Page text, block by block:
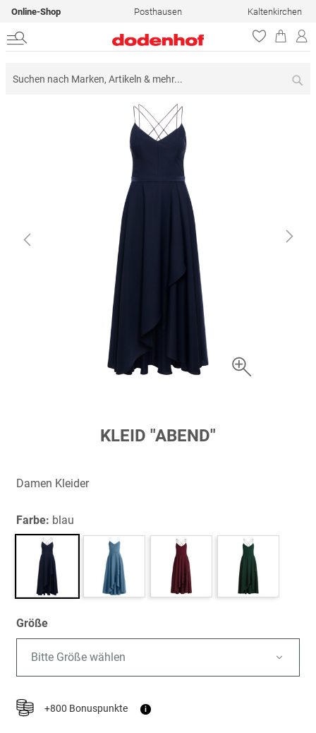
Online-Shop Posthausen Kaltenkirchen
springen
KLEID "ABEND"
Damen Kleider
Farbe: blau
Größe
Bitte Größe wählen
+800 Bonuspunkte i